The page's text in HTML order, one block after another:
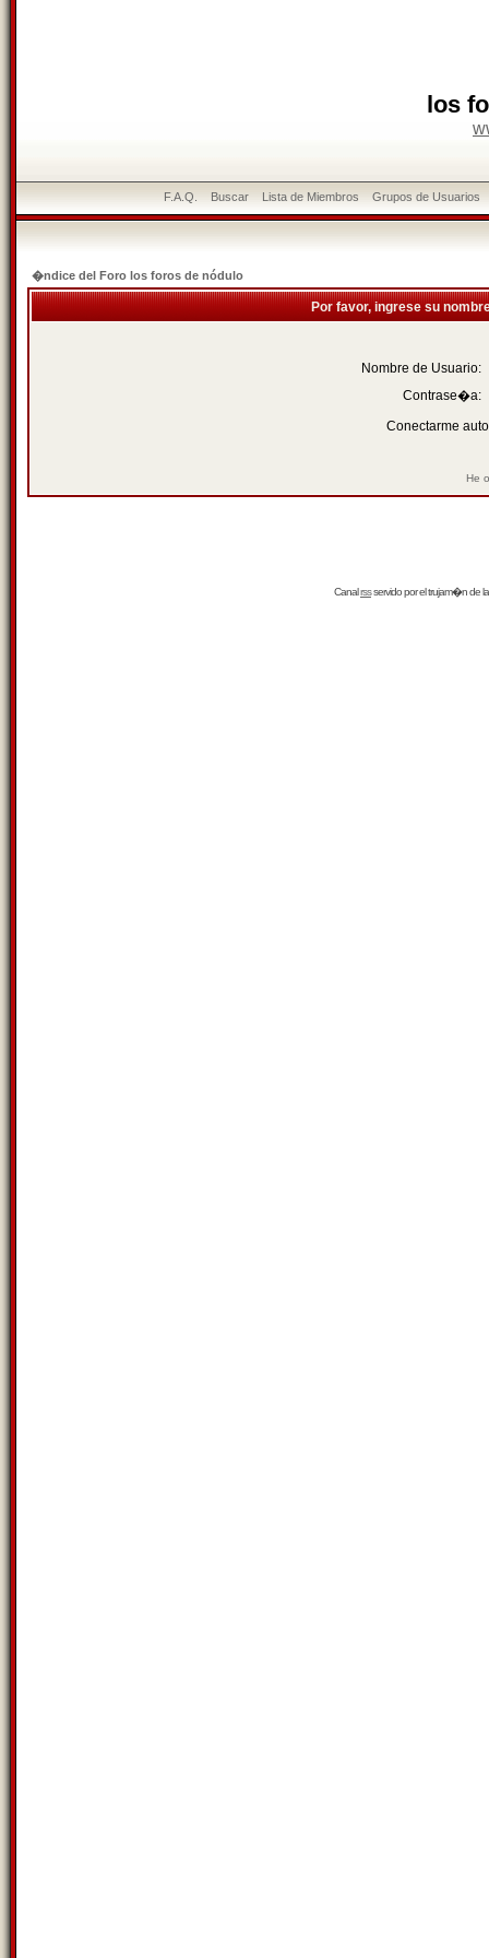
los
F.A.Q. Buscar Lista de Miembros Grupos de Usuarios
�ndice del Foro los foros de nódulo
Por favor, ingrese su
Nombre de Usuario:
Contrase�a:
Conectarme
He
Canalrssservido por eltrujam�nde